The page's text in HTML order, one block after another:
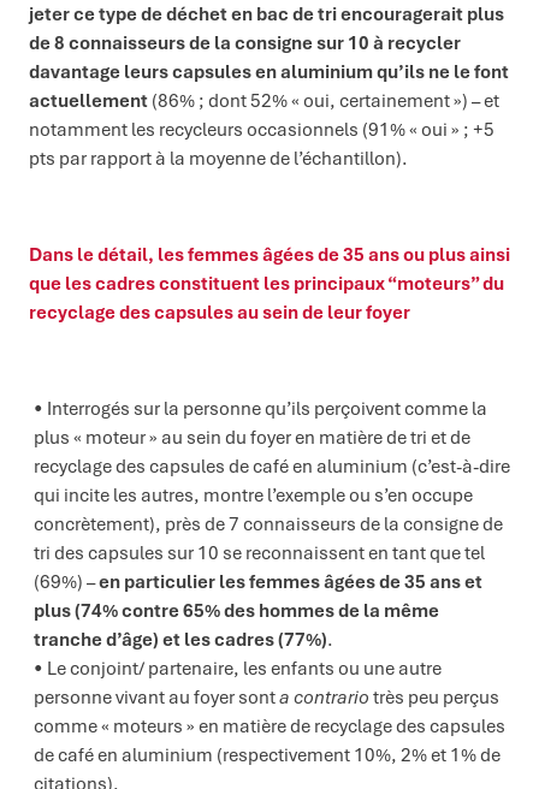
jeter ce type de déchet en bac de tri encouragerait plus
de 8 connaisseurs de la consigne sur 10 à recycler
davantage leurs capsules en aluminium qu’ils ne le font
actuellement (86% ; dont 52% « oui, certainement ») – et
notamment les recycleurs occasionnels (91% « oui » ; +5
pts par rapport à la moyenne de l’échantillon).
Dans le détail, les femmes âgées de 35 ans ou plus ainsi
que les cadresconstituent les principaux “moteurs” du
recyclage des capsules au sein de leur foyer
Interrogés sur la personne qu’ils perçoivent comme la
plus « moteur » au sein du foyer en matière de tri et de
recyclage des capsules de café en aluminium (c’est-à-dire
qui incite les autres, montre l’exemple ou s’en occupe
concrètement), près de 7 connaisseurs de la consigne de
tri des capsules sur 10 se reconnaissent en tant que tel
(69%) –en particulier les femmes âgées de 35 ans et
plus (74% contre 65% des hommes de la même
tranche d’âge) et les cadres (77%).
Le conjoint/ partenaire, les enfants ou une autre
personne vivant au foyer sonta contrario très peu perçus
comme « moteurs » en matière de recyclage des capsules
de café en aluminium (respectivement 10%, 2% et 1% de
citations).